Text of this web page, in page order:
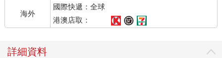
海外
國際快遞：全球
港澳店取：
詳細資料